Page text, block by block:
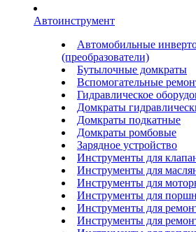
Автоинструмент
Автомобильные
(преобразователи)
Бутылочные домкраты
Вспомогательные
Гидравлическое
Домкраты
Домкраты подкатные
Домкраты ромбовые
Зарядное устройство
Инструменты для
Инструменты для
Инструменты для
Инструменты для
Инструменты для
Инструменты для